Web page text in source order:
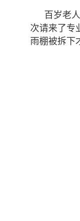
百岁老
次请来了专
雨棚被拆下